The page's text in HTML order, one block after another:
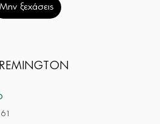
Μην ξεχάσεις
REMINGTON